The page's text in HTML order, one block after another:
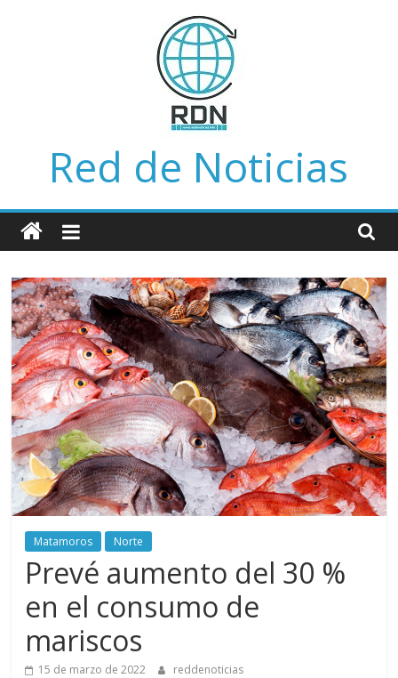
Red de Noticias
Matamoros Norte
Prevé aumento del 30 %
en el consumo de
mariscos
15 de marzo de 2022 reddenoticias